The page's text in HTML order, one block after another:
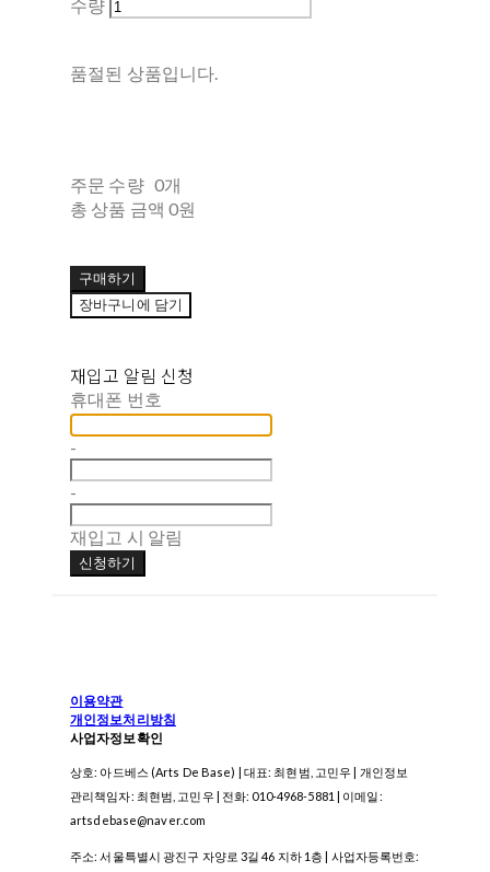
수량
품절된 상품입니다.
주문 수량 0개
총 상품 금액 0원
구매하기
장바구니에 담기
재입고 알림 신청
휴대폰 번호
-
-
재입고 시 알림
신청하기
이용약관
개인정보처리방침
사업자정보확인
상호: 아드베스 (Arts De Base) | 대표: 최현범, 고민우 | 개인정보
관리책임자: 최현범, 고민우 | 전화: 010-4968-5881 | 이메일:
artsdebase@naver.com
주소: 서울특별시 광진구 자양로 3길 46 지하 1층 | 사업자등록번호: